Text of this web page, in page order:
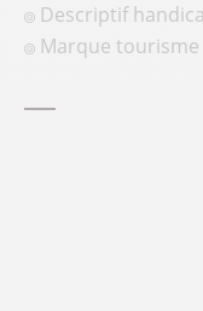
Descriptif
Marque